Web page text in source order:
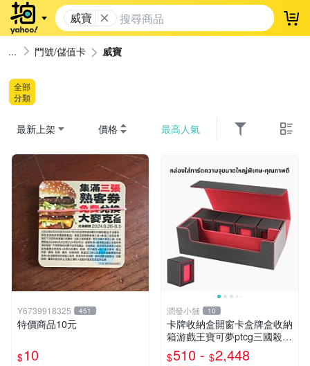
威寶 登
門號/儲值卡 威寶
全部
分類
最新上架 價格 最高人氣
Y6739918325 451
特價商品10元
$10
潤發小舖 10
卡牌收納盒開窗卡盒牌盒收納
箱游戲王寶可夢ptcg三國殺海
賊王dtcg
$510 - $2,448